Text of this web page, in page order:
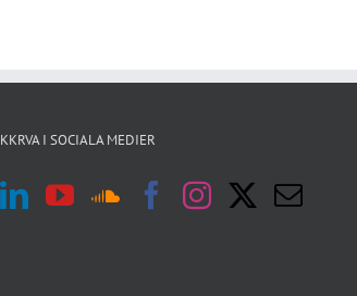
KKRVA I SOCIALA MEDIER